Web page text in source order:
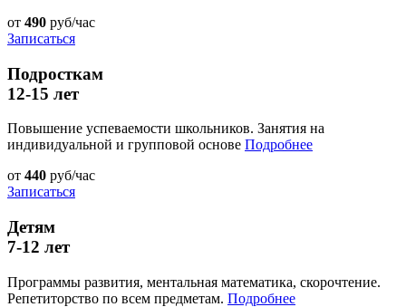
от 490 руб/час
Записаться
Подросткам
12-15 лет
Повышение успеваемости школьников. Занятия на
индивидуальной и групповой основе Подробнее
от 440 руб/час
Записаться
Детям
7-12 лет
Программы развития, ментальная математика, скорочтение.
Репетиторство по всем предметам. Подробнее